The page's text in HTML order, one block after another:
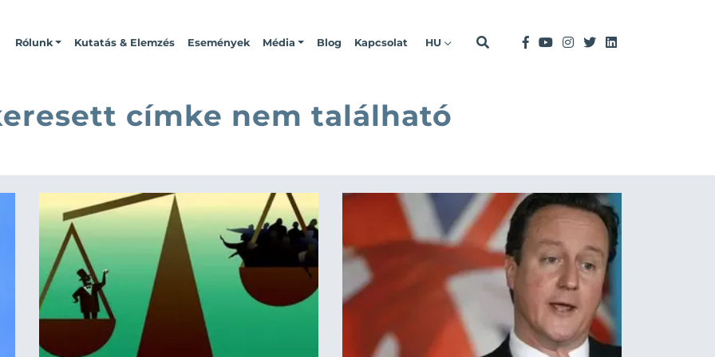
Rólunk Kutatás & Elemzés Események Média Blog Kapcsolat HU
címke nem található